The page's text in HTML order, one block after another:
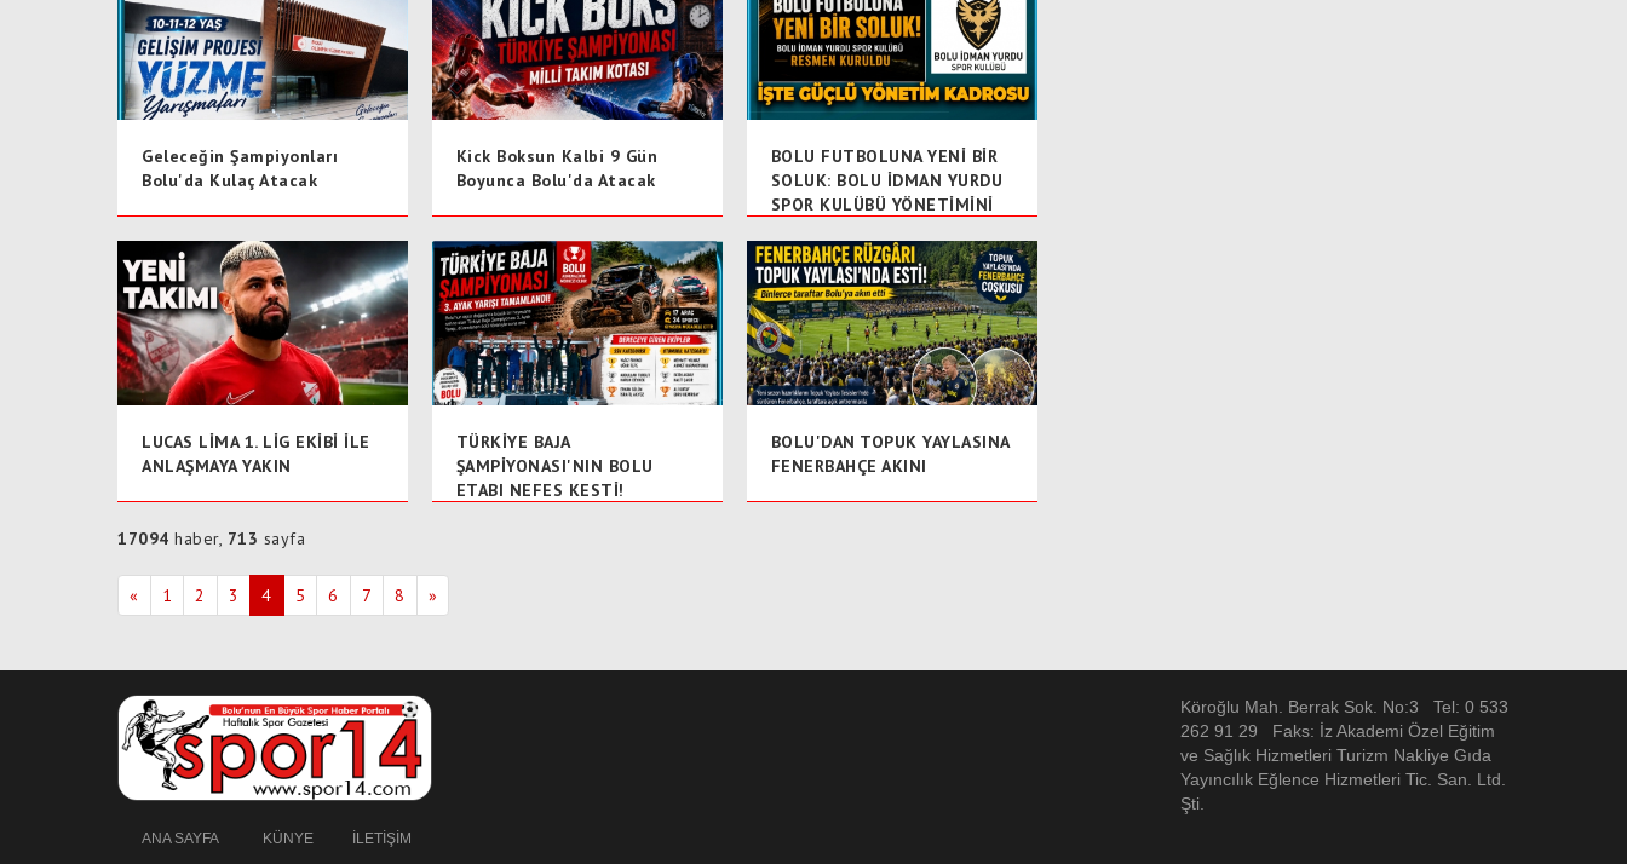
Geleceğin Şampiyonları
Bolu'da Kulaç Atacak
Kick Boksun Kalbi 9 Gün
Boyunca Bolu'da Atacak
BOLU FUTBOLUNA YENİ BİR
SOLUK: BOLU İDMAN YURDU
SPOR KULÜBÜ YÖNETİMİNİ
LUCAS LİMA 1. LİG EKİBİ İLE
ANLAŞMAYA YAKIN
TÜRKİYE BAJA
ŞAMPİYONASI'NIN BOLU
ETABI NEFES KESTİ!
BOLU'DAN TOPUK YAYLASINA
FENERBAHÇE AKINI
17094 haber, 713 sayfa
« 1 2 3 4 5 6 7 8 »
ANA SAYFA KÜNYE İLETİŞİM
Köroğlu Mah. Berrak Sok. No:3 Tel: 0 533
262 91 29 Faks: İz Akademi Özel Eğitim
ve Sağlık Hizmetleri Turizm Nakliye Gıda
Yayıncılık Eğlence Hizmetleri Tic. San. Ltd.
Şti.